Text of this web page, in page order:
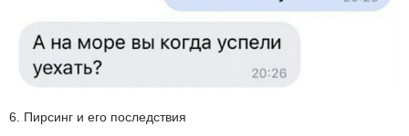
6. Пирсинг и его последствия